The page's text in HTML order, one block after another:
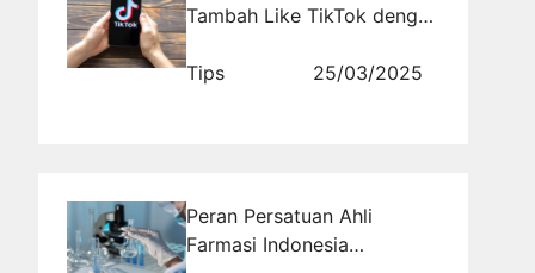
Tambah Like TikTok dengan
Tips
25/03/2025
Peran Persatuan Ahli
Farmasi Indonesia